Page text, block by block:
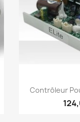

Contrôleur